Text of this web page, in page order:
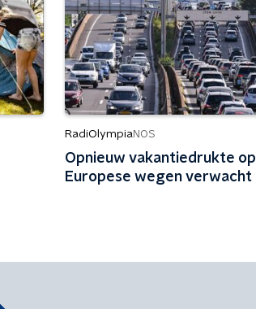
RadiOlympiaNOS
Opnieuw vakantiedrukte op
Europese wegen verwacht